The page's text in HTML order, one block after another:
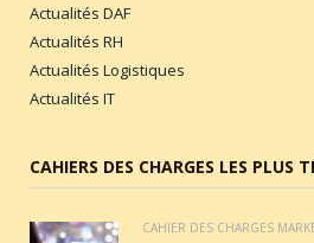
Actualités DAF
Actualités RH
Actualités Logistiques
Actualités IT
CAHIERS DES CHARGES LES PLUS
CAHIER DES CHARGES